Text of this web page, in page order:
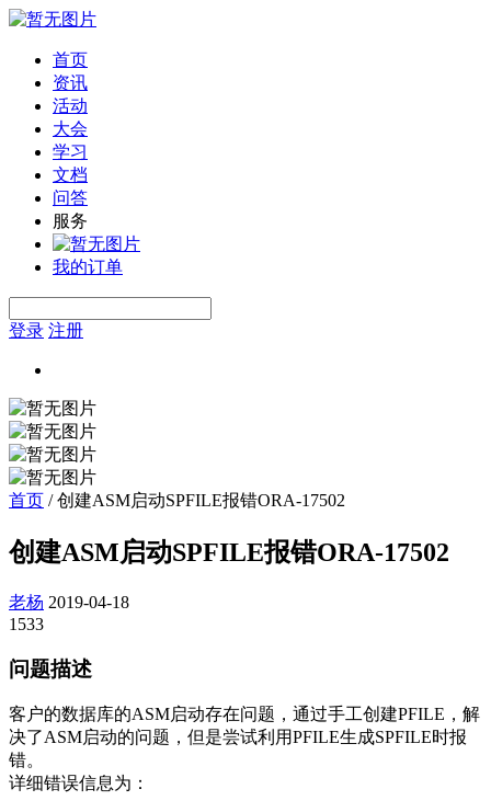
首页
资讯
活动
大会
学习
文档
问答
服务
我的订单
登录 注册
首页 /创建ASM启动SPFILE报错ORA-17502
创建ASM启动SPFILE报错ORA-17502
老杨 2019-04-18
1533
问题描述
客户的数据库的ASM启动存在问题，通过手工创建PFILE，解
决了ASM启动的问题，但是尝试利用PFILE生成SPFILE时报
错。
详细错误信息为：